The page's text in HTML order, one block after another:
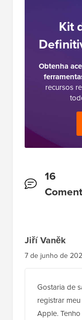
Kit
Obtenha
recursos
Interações
do
16
Jiří Vaněk
7 de junho de
Gostaria de
registrar
Apple.